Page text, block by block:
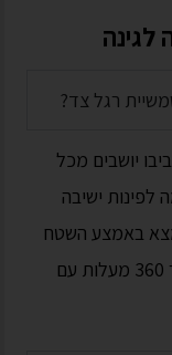
רגל צד?
יושבים מכל
לפינות ישיבה
באמצע השטח
המוצל. שתי השמשיות מסתובבות על ציר 360 מעלות עם